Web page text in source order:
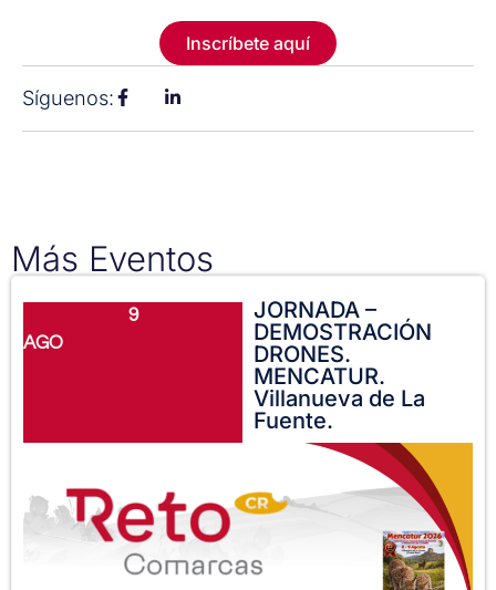
Inscríbete aquí
Síguenos:
Más Eventos
9
AGO
JORNADA –
DEMOSTRACIÓN
DRONES.
MENCATUR.
Villanueva de La
Fuente.